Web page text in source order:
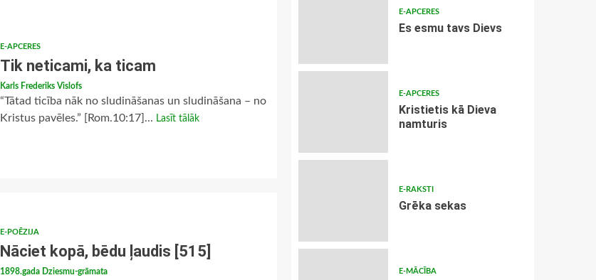
E-APCERES
Tik neticami, ka ticam
Karls Frederiks Vislofs
“Tātad ticība nāk no sludināšanas un sludināšana – no
Kristus pavēles.” [Rom.10:17]... Lasīt tālāk
E-POĒZIJA
Nāciet kopā, bēdu ļaudis [515]
1898.gada Dziesmu-grāmata
E-APCERES
Es esmu tavs Dievs
E-APCERES
Kristietis kā Dieva
namturis
E-RAKSTI
Grēka sekas
E-MĀCĪBA